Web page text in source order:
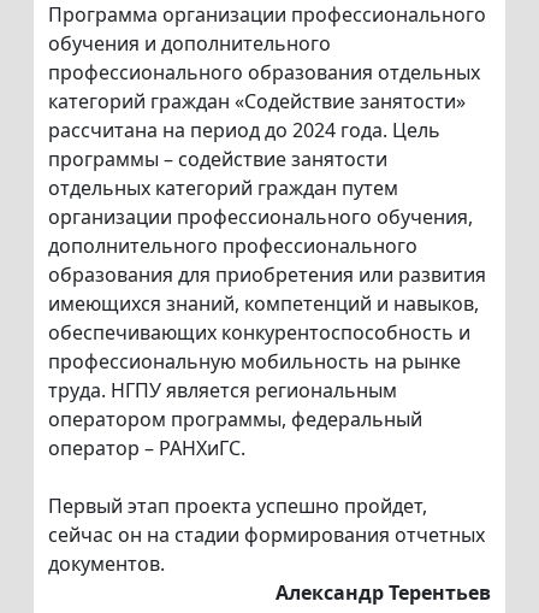
Программа организации профессионального
обучения и дополнительного
профессионального образования отдельных
категорий граждан «Содействие занятости»
рассчитана на период до 2024 года. Цель
программы – содействие занятости
отдельных категорий граждан путем
организации профессионального обучения,
дополнительного профессионального
образования для приобретения или развития
имеющихся знаний, компетенций и навыков,
обеспечивающих конкурентоспособность и
профессиональную мобильность на рынке
труда. НГПУ является региональным
оператором программы, федеральный
оператор – РАНХиГС.
Первый этап проекта успешно пройдет,
сейчас он на стадии формирования отчетных
документов.
Александр Терентьев